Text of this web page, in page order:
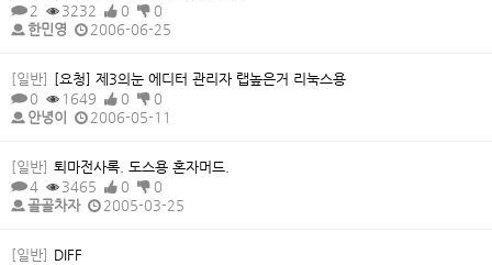
2
3232 0
0
한민영
2006-06-25
[일반]
[요청] 제3의눈 에디터 관리자 랩높은거 리눅스용
0
1649 0
0
안녕이
2006-05-11
[일반] 퇴마전사록. 도스용 혼자머드.
4
3465 0
0
골골차자
2005-03-25
[일반] DIFF